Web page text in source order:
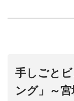
手しごと
ング」～